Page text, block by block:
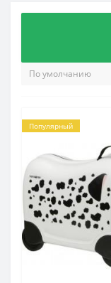
Популярный